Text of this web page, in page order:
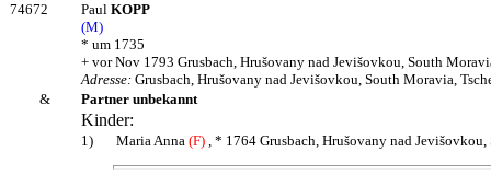
74672 Paul KOPP
(M)
* um 1735
+ vor Nov 1793 Grusbach, Hrušovany nad Jevišovkou, South
Adresse: Grusbach, Hrušovany nad Jevišovkou, South Moravia,
&
Partner unbekannt
Kinder:
1) Maria Anna (F) , * 1764 Grusbach, Hrušovany nad